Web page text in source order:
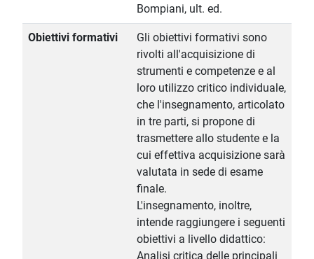
Bompiani, ult. ed.
Obiettivi formativi
Gli obiettivi formativi sono
rivolti all'acquisizione di
strumenti e competenze e al
loro utilizzo critico individuale,
che l'insegnamento, articolato
in tre parti, si propone di
trasmettere allo studente e la
cui effettiva acquisizione sarà
valutata in sede di esame
finale.
L'insegnamento, inoltre,
intende raggiungere i seguenti
obiettivi a livello didattico:
Analisi critica delle principali